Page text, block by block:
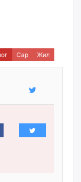
162 вагон - 9720
Сар Жил